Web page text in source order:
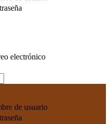
electrónico
de usuario